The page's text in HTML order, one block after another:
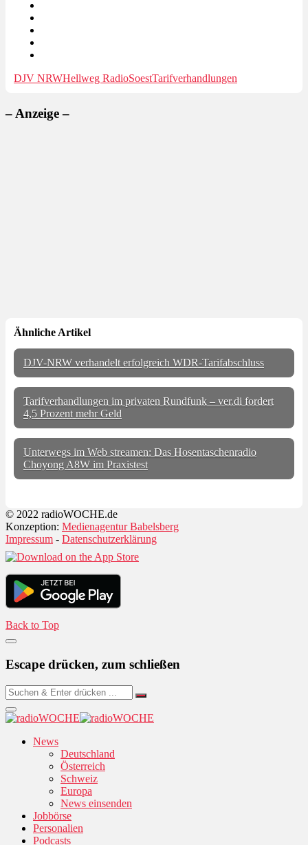
DJV NRWHellweg RadioSoestTarifverhandlungen
– Anzeige –
Ähnliche Artikel
DJV-NRW verhandelt erfolgreich WDR-Tarifabschluss
Tarifverhandlungen im privaten Rundfunk – ver.di fordert
4,5 Prozent mehr Geld
Unterwegs im Web streamen: Das Hosentaschenradio
Choyong A8W im Praxistest
© 2022 radioWOCHE.de
Konzeption: Medienagentur Babelsberg
Impressum - Datenschutzerklärung
Back to Top
Escape drücken, zum schließen
News
Deutschland
Österreich
Schweiz
Europa
News einsenden
Jobbörse
Personalien
Podcasts